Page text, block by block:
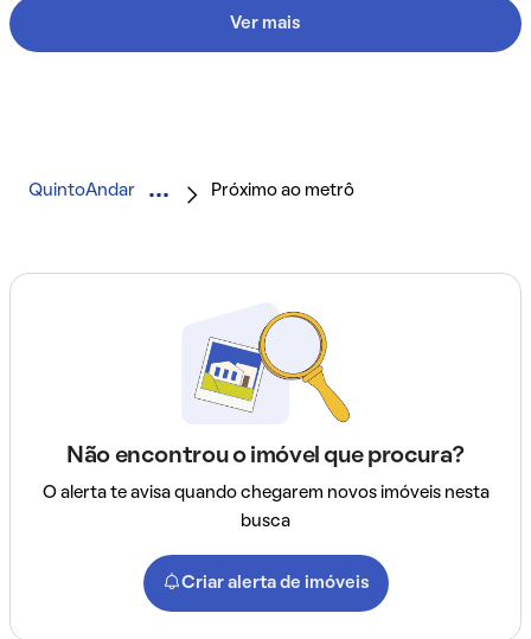
Ver mais
QuintoAndar Próximo ao metrô
Não encontrou o imóvel que procura?
O alerta te avisa quando chegarem novos imóveis nesta
busca
Criar alerta de imóveis